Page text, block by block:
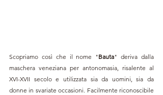
Scopriamo così che il nome "Bauta" deriva dalla
maschera veneziana per antonomasia, risalente al
XVI-XVII secolo e utilizzata sia da uomini, sia da
donne in svariate occasioni. Facilmente riconoscibile